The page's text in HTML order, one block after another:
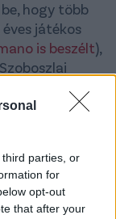
parties, or
for
opt-out
that after your
hogy több
játékos
is beszélt),
ráadásul